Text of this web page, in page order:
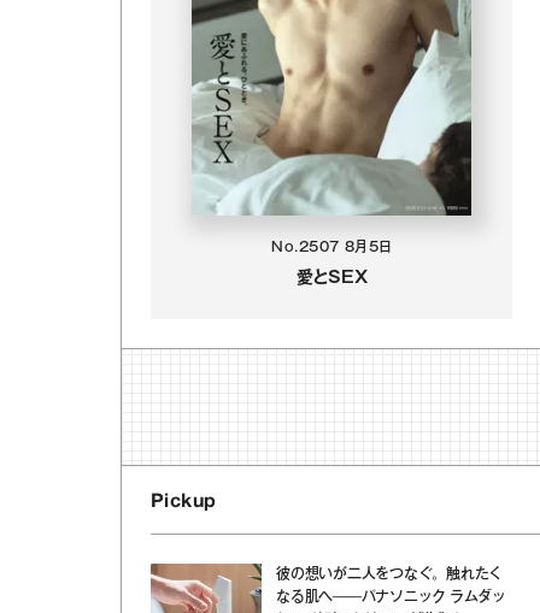
No.2507 8月5日
愛とSEX
Pickup
彼の想いが二人をつなぐ。触れたく
なる肌へ──パナソニック ラムダッ